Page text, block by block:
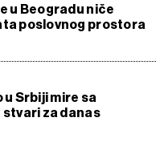
u Beogradu niče
poslovnog prostora
u Srbiji mire sa
stvari za danas